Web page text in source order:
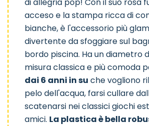
di allegria pop! Con il suo rosa
acceso e la stampa ricca di
bianche, è l'accessorio più
divertente da sfoggiare sul
bordo piscina. Ha un diametro
misura classica e più comoda
dai 6 anni in su che vogliono
pelo dell'acqua, farsi cullare
scatenarsi nei classici giochi
amici. La plastica è bella